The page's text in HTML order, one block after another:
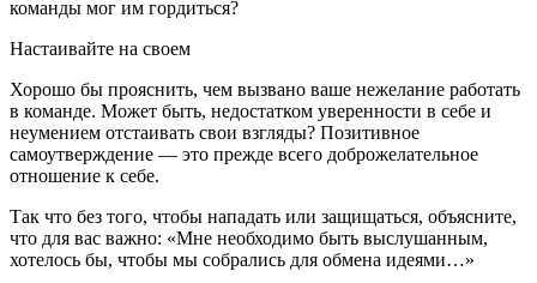
команды мог им гордиться?
Настаивайте на своем
Хорошо бы прояснить, чем вызвано ваше нежелание работать
в команде. Может быть, недостатком уверенности в себе и
неумением отстаивать свои взгляды? Позитивное
самоутверждение — это прежде всего доброжелательное
отношение к себе.
Так что без того, чтобы нападать или защищаться, объясните,
что для вас важно: «Мне необходимо быть выслушанным,
хотелось бы, чтобы мы собрались для обмена идеями…»